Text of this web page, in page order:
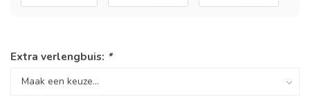
Extra verlengbuis: *